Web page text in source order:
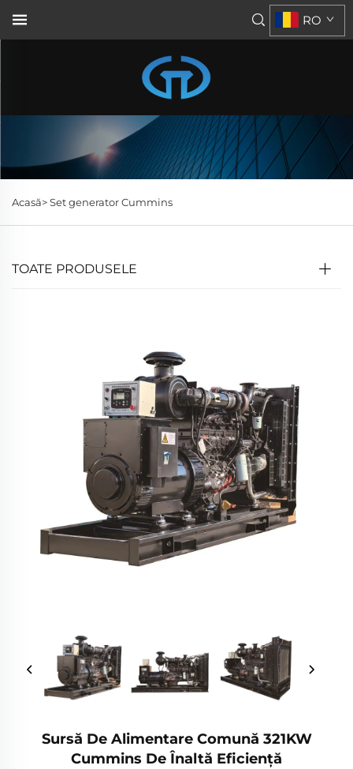
RO
Acasă>Set generator Cummins
TOATE PRODUSELE
Sursă De Alimentare Comună 321KW
Cummins De Înaltă Eficiență